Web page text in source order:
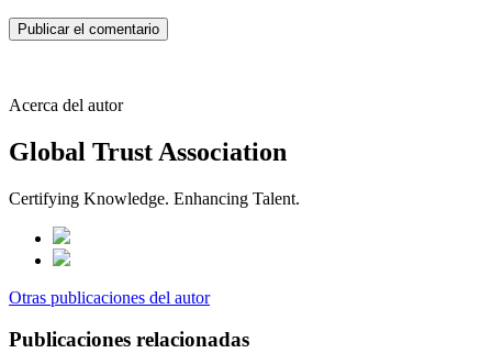
Acerca del autor
Global Trust Association
Certifying Knowledge. Enhancing Talent.
Otras publicaciones del autor
Publicaciones relacionadas